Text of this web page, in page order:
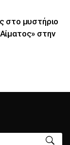
στο μυστήριο
στην